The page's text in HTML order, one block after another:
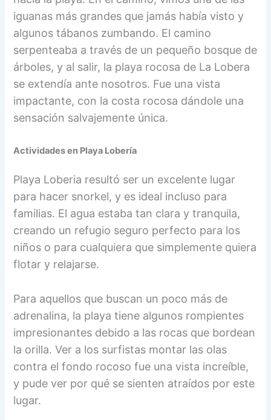
iguanas más grandes que jamás había visto y
algunos tábanos zumbando. El camino
serpenteaba a través de un pequeño bosque de
árboles, y al salir, la playa rocosa de La Lobera
se extendía ante nosotros. Fue una vista
impactante, con la costa rocosa dándole una
sensación salvajemente única.
Actividades en Playa Lobería
Playa Loberia resultó ser un excelente lugar
para hacer snorkel, y es ideal incluso para
familias. El agua estaba tan clara y tranquila,
creando un refugio seguro perfecto para los
niños o para cualquiera que simplemente quiera
flotar y relajarse.
Para aquellos que buscan un poco más de
adrenalina, la playa tiene algunos rompientes
impresionantes debido a las rocas que bordean
la orilla. Ver a los surfistas montar las olas
contra el fondo rocoso fue una vista increíble,
y pude ver por qué se sienten atraídos por este
lugar.